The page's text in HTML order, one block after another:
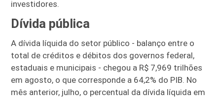
investidores.
Dívida pública
A dívida líquida do setor público - balanço entre o
total de créditos e débitos dos governos federal,
estaduais e municipais - chegou a R$ 7,969 trilhões
em agosto, o que corresponde a 64,2% do PIB. No
mês anterior, julho, o percentual da dívida líquida em